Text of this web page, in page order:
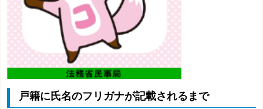
戸籍に氏名のフリガナが記載されるまで